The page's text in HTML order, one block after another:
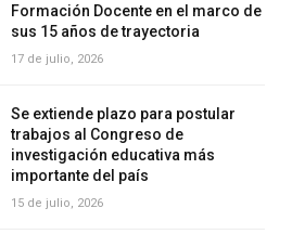
Formación Docente en el marco de
sus 15 años de trayectoria
17 de julio, 2026
Se extiende plazo para postular
trabajos al Congreso de
investigación educativa más
importante del país
15 de julio, 2026